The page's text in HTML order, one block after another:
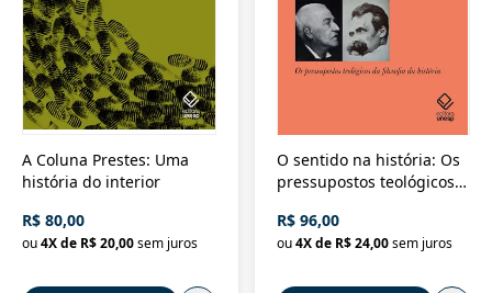
A Coluna Prestes: Uma
história do interior
R$ 80,00
ou4X de R$ 20,00sem juros
O sentido na história: Os
pressupostos teológicos
R$ 96,00
ou 4X de R$ 24,00 sem juros